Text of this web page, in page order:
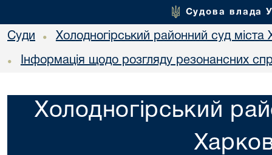
Судова влада
Суди • Холодногірський районний суд міста
• Інформація щодо розгляду резонансних
Холодногірський